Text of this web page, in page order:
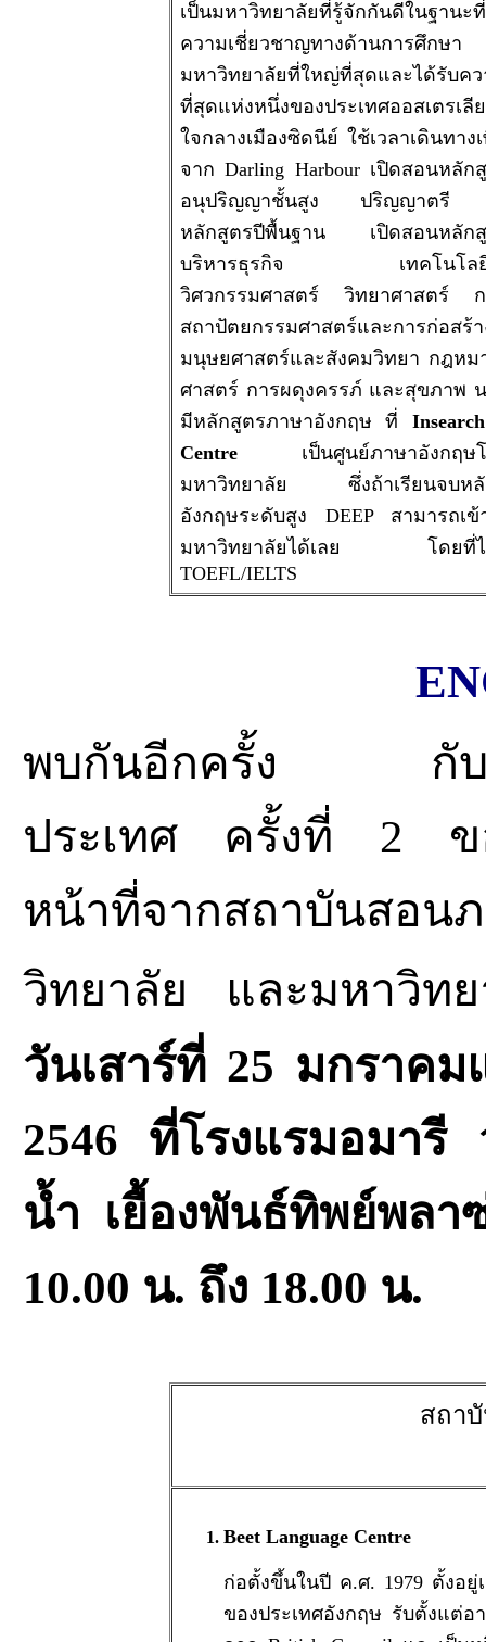
เป็นมหาวิทยาลัยที่รู้จักกันดีในฐานะ
ความเชี่ยวชาญทางด้านการ
มหาวิทยาลัยที่ใหญ่ที่สุดและได้รับคว
ที่สุดแห่งหนึ่งของประเทศออสเต
ใจกลางเมืองซิดนีย์ ใช้เวลาเดินทาง
จาก Darling Harbour เปิดสอนหลัก
อนุปริญญาชั้นสูง ปริญญาตรี โ
หลักสูตรปีพื้นฐาน เปิดสอนห
บริหารธุรกิจ เทคโนโลยีส
วิศวกรรมศาสตร์ วิทยาศาสตร์ ก
สถาปัตยกรรมศาสตร์และการก่อสร้
มนุษยศาสตร์และสังคมวิทยา กฎหม
ศาสตร์ การผดุงครรภ์ และสุขภาพ
มีหลักสูตรภาษาอังกฤษ ที่
Centre เป็นศูนย์ภาษาอังกฤษโ
มหาวิทยาลัย ซึ่งถ้าเรียนจบหลั
อังกฤษระดับสูง DEEP สามารถเข้
มหาวิทยาลัยได้เลย โดยที่ไม่
TOEFL/IELTS
พบกันอีกครั้ง กับงา
ประเทศ ครั้งที่ 2 ขอ
หน้าที่จากสถาบันสอ
วิทยาลัย และมหาวิทย
วันเสาร์ที่ 25 มกราค
2546 ที่โรงแรมอมารี
น้ำ เยื้องพันธ์ทิพย์พล
10.00 น. ถึง 18.00 น.
สถา
Beet Language Centre
ก่อตั้งขึ้นในปี ค.ศ. 1979 ตั้งอยู่
ของประเทศอังกฤษ รับตั้งแต่อ